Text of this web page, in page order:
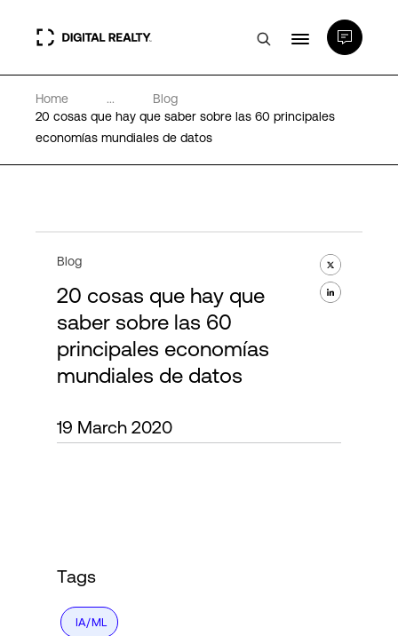
Centros de Datos
PlatformDIGITAL®
Acerca de
Home ...
Blog
20 cosas que hay que saber sobre las 60 principales
economías mundiales de datos
Blog
20 cosas que hay que
saber sobre las 60
principales economías
mundiales de datos
19 March 2020
Tags
IA/ML